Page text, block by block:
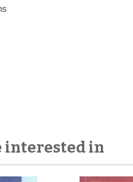
interested in